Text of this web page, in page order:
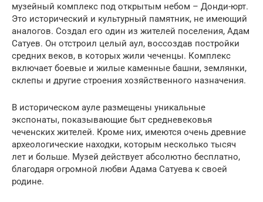
музейный комплекс под открытым небом – Донди-юрт.
Это исторический и культурный памятник, не имеющий
аналогов. Создал его один из жителей поселения, Адам
Сатуев. Он отстроил целый аул, воссоздав постройки
средних веков, в которых жили чеченцы. Комплекс
включает боевые и жилые каменные башни, землянки,
склепы и другие строения хозяйственного назначения.
В историческом ауле размещены уникальные
экспонаты, показывающие быт средневековья
чеченских жителей. Кроме них, имеются очень древние
археологические находки, которым несколько тысяч
лет и больше. Музей действует абсолютно бесплатно,
благодаря огромной любви Адама Сатуева к своей
родине.